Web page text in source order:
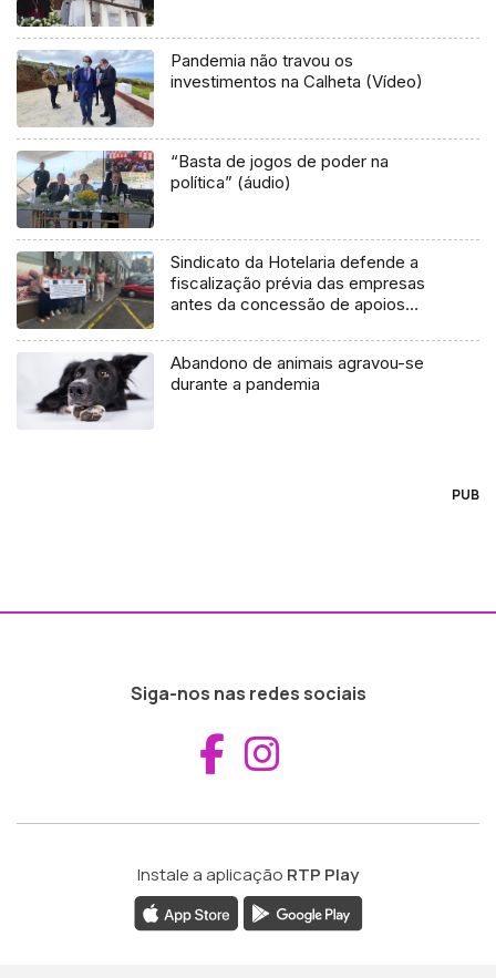
Pandemia não travou os
investimentos na Calheta (Vídeo)
“Basta de jogos de poder na
política” (áudio)
Sindicato da Hotelaria defende a
fiscalização prévia das empresas
antes da concessão de apoios
Abandono de animais agravou-se
durante a pandemia
PUB
Siga-nos nas redes sociais
Aceder ao
Instale a aplicação RTP Play